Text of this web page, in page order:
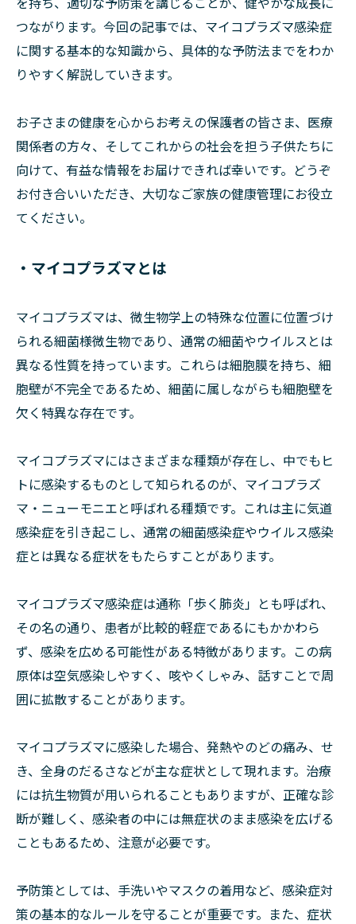
つながります。今回の記事では、マイコプラズマ感染症
に関する基本的な知識から、具体的な予防法までをわか
りやすく解説していきます。
お子さまの健康を心からお考えの保護者の皆さま、医療
関係者の方々、そしてこれからの社会を担う子供たちに
向けて、有益な情報をお届けできれば幸いです。どうぞ
お付き合いいただき、大切なご家族の健康管理にお役立
てください。
・ マイコプラズマとは
マイコプラズマは、微生物学上の特殊な位置に位置づけ
られる細菌様微生物であり、通常の細菌やウイルスとは
異なる性質を持っています。これらは細胞膜を持ち、細
胞壁が不完全であるため、細菌に属しながらも細胞壁を
欠く特異な存在です。
マイコプラズマにはさまざまな種類が存在し、中でもヒ
トに感染するものとして知られるのが、マイコプラズ
マ・ニューモニエと呼ばれる種類です。これは主に気道
感染症を引き起こし、通常の細菌感染症やウイルス感染
症とは異なる症状をもたらすことがあります。
マイコプラズマ感染症は通称「歩く肺炎」とも呼ばれ、
その名の通り、患者が比較的軽症であるにもかかわら
ず、感染を広める可能性がある特徴があります。この病
原体は空気感染しやすく、咳やくしゃみ、話すことで周
囲に拡散することがあります。
マイコプラズマに感染した場合、発熱やのどの痛み、せ
き、全身のだるさなどが主な症状として現れます。治療
には抗生物質が用いられることもありますが、正確な診
断が難しく、感染者の中には無症状のまま感染を広げる
こともあるため、注意が必要です。
予防策としては、手洗いやマスクの着用など、感染症対
策の基本的なルールを守ることが重要です。また、症状